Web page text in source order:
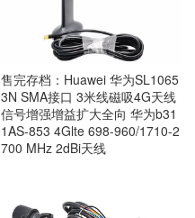
售完存档：Huawei 华为SL1065
3N SMA接口 3米线磁吸4G天线
信号增强增益扩大全向 华为b31
1AS-853 4Glte 698-960/1710-2
700 MHz 2dBi天线